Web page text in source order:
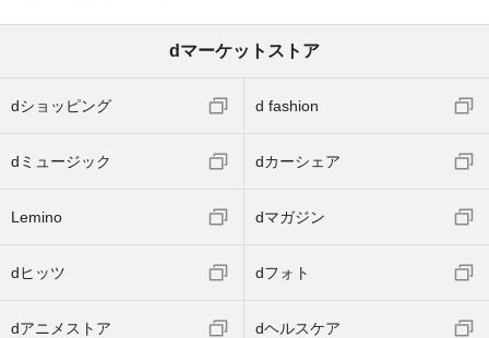
dマーケットストア
dショッピング d fashion
dミュージック dカーシェア
Lemino dマガジン
dヒッツ dフォト
dアニメストア dヘルスケア